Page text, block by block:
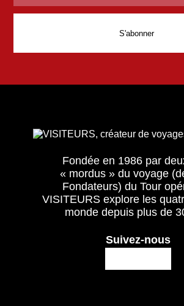
Fondée en 1986 par
« mordus » du voyage
Fondateurs) du Tour
VISITEURS explore les
monde depuis plus de
Suivez-nous